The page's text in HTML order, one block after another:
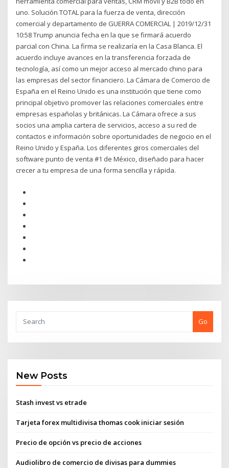
uno. Solución TOTAL para la fuerza de venta, dirección
comercial y departamento de GUERRA COMERCIAL | 2019/12/31
10:58 Trump anuncia fecha en la que se firmará acuerdo
parcial con China. La firma se realizaría en la Casa Blanca. El
acuerdo incluye avances en la transferencia forzada de
tecnología, así como un mejor acceso al mercado chino para
las empresas del sector financiero. La Cámara de Comercio de
España en el Reino Unido es una institución que tiene como
principal objetivo promover las relaciones comerciales entre
empresas españolas y británicas. La Cámara ofrece a sus
socios una amplia cartera de servicios, acceso a su red de
contactos e información sobre oportunidades de negocio en el
Reino Unido y España. Los diferentes giros comerciales del
software punto de venta #1 de México, diseñado para hacer
crecer a tu empresa de una forma sencilla y rápida.
Go
New Posts
Stash invest vs etrade
Tarjeta forex multidivisa thomas cook iniciar sesión
Precio de opción vs precio de acciones
Audiolibro de comercio de divisas para dummies